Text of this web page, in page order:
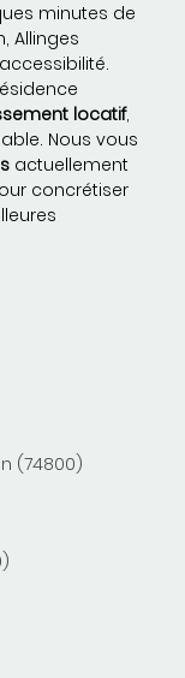
minutes de
Allinges
locatif,
Nous vous
actuellement
concrétiser
(74800)